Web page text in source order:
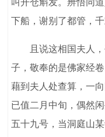
叫开仓斛发。辨悟同
下船，谢别了都管，
且说这相国夫人，
子，敬奉的是佛家经
藉到夫人处查算，一
已值二月中旬，偶然
五十九号，当洞庭山